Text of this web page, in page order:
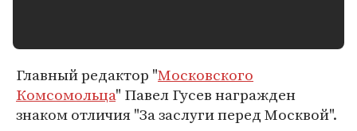
Главный редактор "Московского
Комсомольца" Павел Гусев награжден
знаком отличия "За заслуги перед Москвой".